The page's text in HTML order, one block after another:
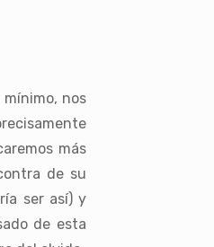
nos
más
de su
ser así) y
de esta